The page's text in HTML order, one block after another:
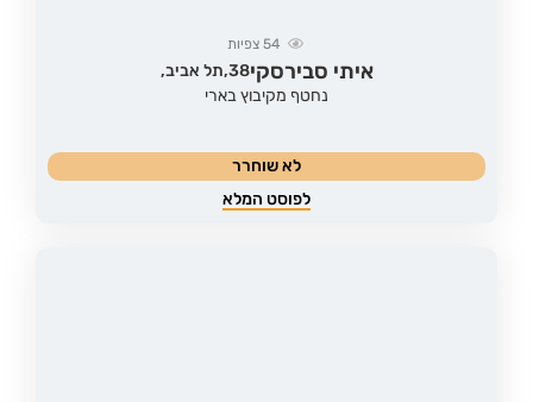
54צפיות
איתי סבירסקי38, תל אביב,
נחטף מקיבוץ בארי
לא שוחרר
לפוסט המלא